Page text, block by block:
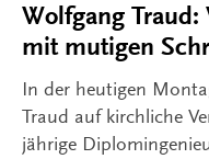
Wolfgang Traud:
mit mutigen
In der heutigen
Traud auf kirchliche
jährige